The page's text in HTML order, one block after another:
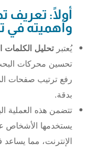
أولًا: تعريف
وأهميته في
يُعتبر تحليل الكلمات
رفع ترتيب صفحات
بدقة.
تتضمن هذه العملية
يستخدمها الأشخاص
الإنترنت، مما